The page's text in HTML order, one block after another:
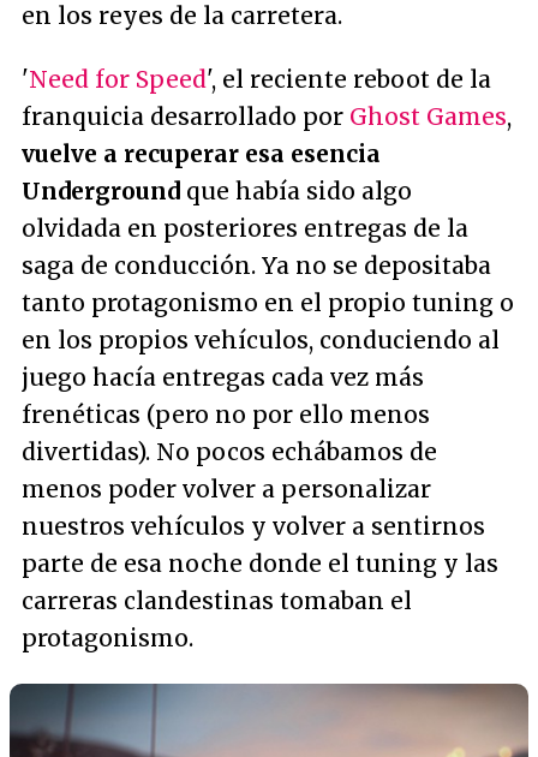
en los reyes de la carretera.
'Need for Speed', el reciente reboot de la
franquicia desarrollado por Ghost Games,
vuelve a recuperar esa esencia
Underground que había sido algo
olvidada en posteriores entregas de la
saga de conducción. Ya no se depositaba
tanto protagonismo en el propio tuning o
en los propios vehículos, conduciendo al
juego hacía entregas cada vez más
frenéticas (pero no por ello menos
divertidas). No pocos echábamos de
menos poder volver a personalizar
nuestros vehículos y volver a sentirnos
parte de esa noche donde el tuning y las
carreras clandestinas tomaban el
protagonismo.